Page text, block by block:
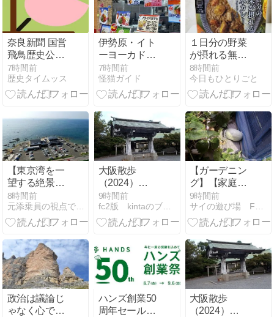
奈良新聞 国営
飛鳥歴史公園
「祝 世界遺産
登録 女帝コー
ヒーと四神ソ
した！」
7時間前
歴史タイムッス
伊勢原・イト
ーヨーカドー
のポッポの桃
ソフトが美味
しい♪
7時間前
怪猫ガイド
１日分の野菜
が摂れる無水
カレー
8時間前
今日もひとりごと
【東京湾を一
望する絶景温
泉へ】海と美
食、天然温泉
に癒される
辺の湯」(千葉
県鋸山金谷温
泉)で心ほどけ
る休日を♨️🐟
8時間前
元添乗員の視点で見た宿情報＆体験記
大阪散歩
（2024）
1095.豊国神社
9時間前
fc2版 kintaのブログ
【ガーデニン
グ】【家庭菜
園】都プリン
スを・・・収
穫しました
9時間前
政治は議論じ
ゃなく心で決
ハンズ創業50
周年セール開
大阪散歩
（2024）